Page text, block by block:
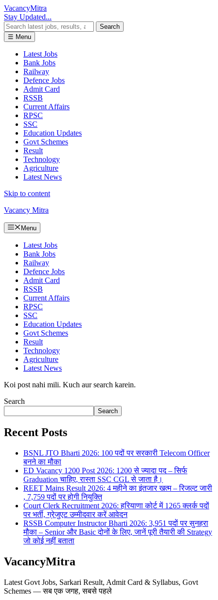
VacancyMitra
Stay Updated...
Search
☰ Menu
Latest Jobs
Bank Jobs
Railway
Defence Jobs
Admit Card
RSSB
Current Affairs
RPSC
SSC
Education Updates
Govt Schemes
Result
Technology
Agriculture
Latest News
Skip to content
Vacancy Mitra
Menu
Latest Jobs
Bank Jobs
Railway
Defence Jobs
Admit Card
RSSB
Current Affairs
RPSC
SSC
Education Updates
Govt Schemes
Result
Technology
Agriculture
Latest News
Koi post nahi mili. Kuch aur search karein.
Search
Search
Recent Posts
BSNL JTO Bharti 2026: 100 पदों पर सरकारी Telecom Officer
बनने का मौका
ED Vacancy 1200 Post 2026: 1200 से ज्यादा पद – सिर्फ
Graduation चाहिए, रास्ता SSC CGL से जाता है।
REET Mains Result 2026: 4 महीने का इंतजार खत्म – रिजल्ट जारी
, 7,759 पदों पर होगी नियुक्ति
Court Clerk Recruitment 2026: हरियाणा कोर्ट में 1265 क्लर्क पदों
पर भर्ती, ग्रेजुएट उम्मीदवार करें आवेदन
RSSB Computer Instructor Bharti 2026: 3,951 पदों पर सुनहरा
मौका – Senior और Basic दोनों के लिए, जानें पूरी तैयारी की Strategy
जो कोई नहीं बताता
VacancyMitra
Latest Govt Jobs, Sarkari Result, Admit Card & Syllabus, Govt
Schemes — सब एक जगह, सबसे पहले